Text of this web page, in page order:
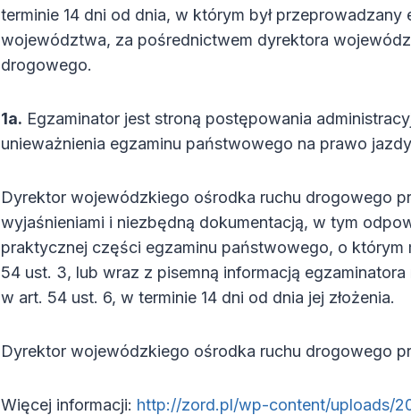
terminie 14 dni od dnia, w którym był przeprowadzany
województwa, za pośrednictwem dyrektora
drogowego.
1a. Egzaminator jest stroną postępowania
unieważnienia egzaminu państwowego na prawo
Dyrektor wojewódzkiego ośrodka ruchu drogowego
wyjaśnieniami i niezbędną dokumentacją, w tym
praktycznej części egzaminu państwowego, o którym
54 ust. 3, lub wraz z pisemną informacją
w art. 54 ust. 6, w terminie 14 dni od dnia jej złożenia.
Dyrektor wojewódzkiego ośrodka ruchu drogowego
Więcej informacji: http://zord.pl/wp-content/uploads/